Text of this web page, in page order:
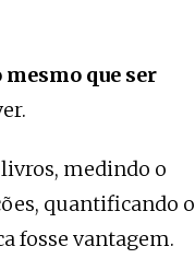
que ser
medindo o
quantificando o
fosse vantagem.